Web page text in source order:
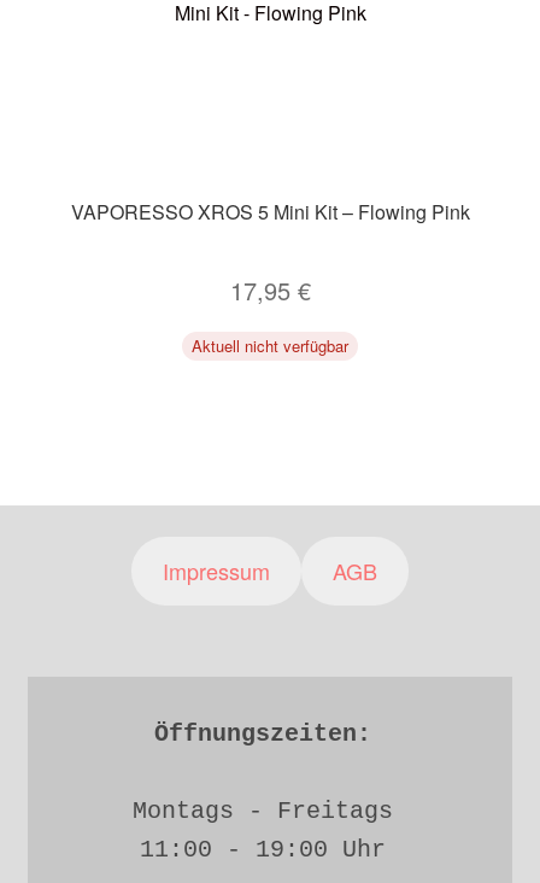
VAPORESSO XROS 5 Mini Kit – Flowing Pink
17,95 €
Aktuell nicht verfügbar
Impressum AGB
Öffnungszeiten:
Montags - Freitags
11:00 - 19:00 Uhr